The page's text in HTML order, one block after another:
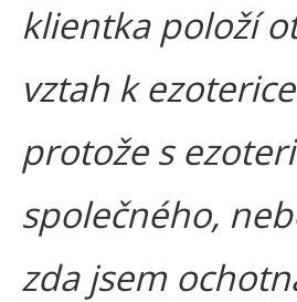
klientka položí
vztah k
protože s
společného,
zda jsem